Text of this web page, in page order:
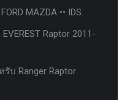
MAZDA •• IDS.
Raptor 2011-
รับ Ranger Raptor